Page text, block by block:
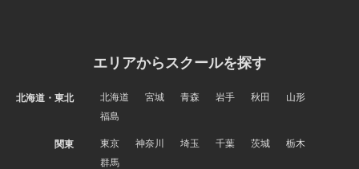
エリアからスクールを探す
北海道・東北 北海道 宮城 青森 岩手 秋田
山形
福島
関東 東京 神奈川 埼玉 千葉 茨城
栃木
群馬